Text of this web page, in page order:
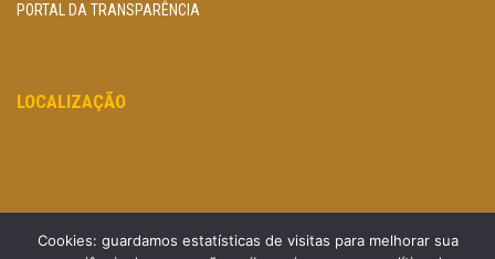
PORTAL DA TRANSPARÊNCIA
LOCALIZAÇÃO
Cookies: guardamos estatísticas de visitas para melhorar sua